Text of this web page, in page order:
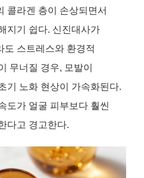
콜라겐 층이 손상되면서
지기 쉽다. 신진대사가
도 스트레스와 환경적
무너질 경우, 모발이
기 노화 현상이 가속화된다.
도가 얼굴 피부보다 훨씬
다고 경고한다.